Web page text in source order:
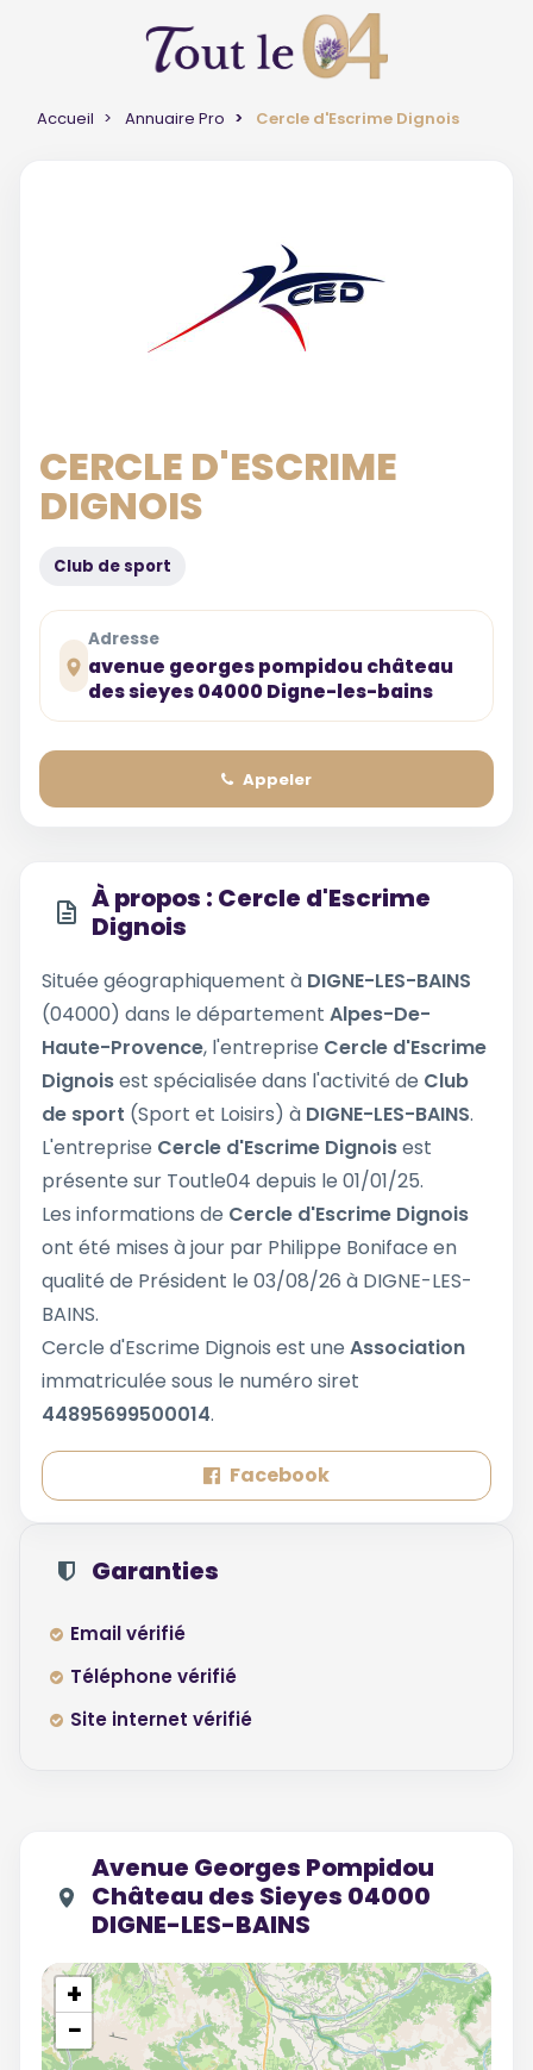
Accueil Annuaire Pro Cercle d'Escrime Dignois
CERCLE D'ESCRIME
DIGNOIS
Club de sport
Adresse
avenue georges pompidou château
des sieyes 04000 Digne-les-bains
Appeler
À propos : Cercle d'Escrime
Dignois
Située géographiquement à DIGNE-LES-BAINS
(04000) dans le département Alpes-De-
Haute-Provence, l'entreprise Cercle d'Escrime
Dignoisest spécialisée dans l'activité de Club
de sport (Sport et Loisirs) à DIGNE-LES-BAINS.
L'entreprise Cercle d'Escrime Dignoisest
présente sur Toutle04 depuis le 01/01/25.
Les informations de Cercle d'Escrime Dignois
ont été mises à jour par Philippe Boniface en
qualité de Président le 03/08/26 à DIGNE-LES-
BAINS.
Cercle d'Escrime Dignois est une Association
immatriculée sous le numéro siret
44895699500014.
Facebook
Garanties
Email vérifié
Téléphone vérifié
Site internet vérifié
Avenue Georges Pompidou
Château des Sieyes 04000
DIGNE-LES-BAINS
+
−